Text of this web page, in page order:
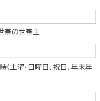
帯の世帯主
土曜・日曜日、祝日、年末年